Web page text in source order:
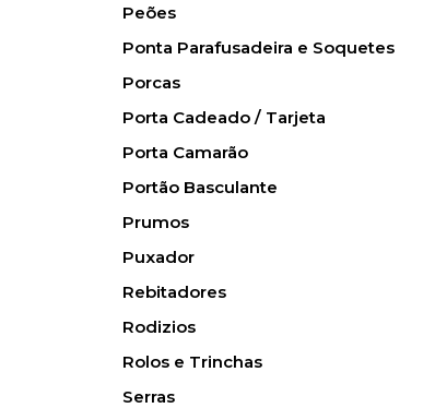
Peões
Ponta Parafusadeira e Soquetes
Porcas
Porta Cadeado / Tarjeta
Porta Camarão
Portão Basculante
Prumos
Puxador
Rebitadores
Rodizios
Rolos e Trinchas
Serras